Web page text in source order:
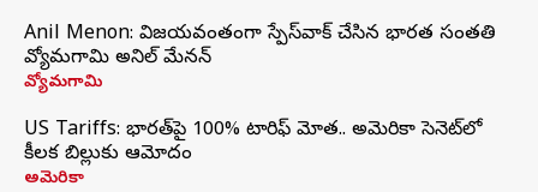
Anil Menon: విజయవంతంగా స్పేస్‌వాక్‌ చేసిన భారత సంతతి
వ్యోమగామి అనిల్‌ మేనన్
వ్యోమగామి
US Tariffs: భారత్‌పై 100% టారిఫ్‌ మోత.. అమెరికా సెనెట్‌లో
కీలక బిల్లుకు ఆమోదం
అమెరికా